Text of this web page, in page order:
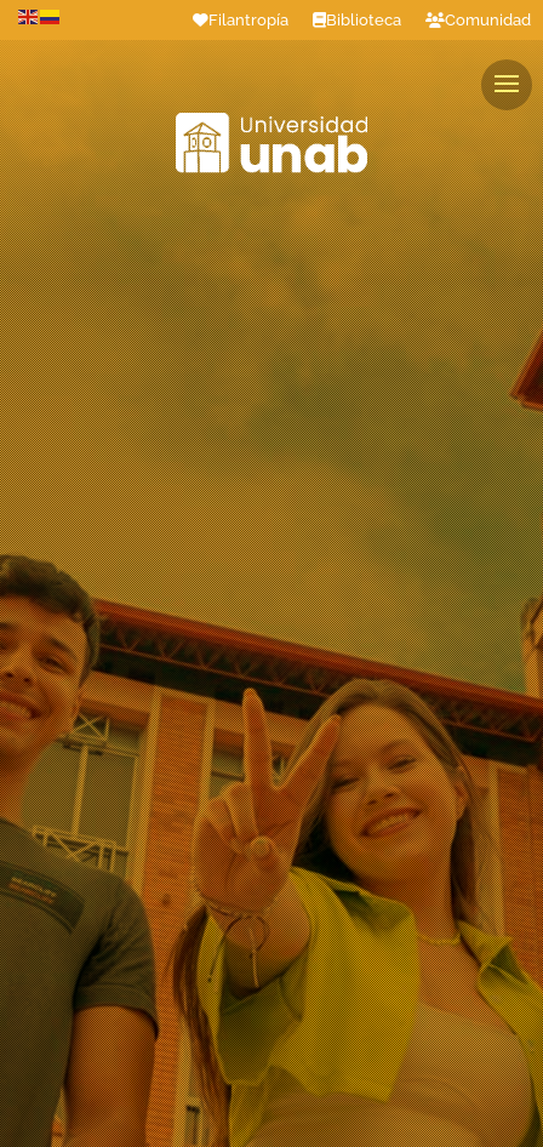
Filantropía Biblioteca Comunidad
Estudiantes Profesores Colaboradores Graduados